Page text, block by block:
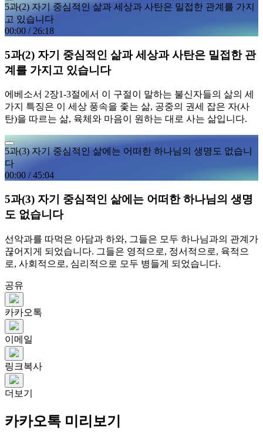
5과(2) 자기 중심적인 삶과 세상과 사탄은 밀접한 관계를 가지
고 있습니다
00:00 / 26:18
5과(2) 자기 중심적인 삶과 세상과 사탄은 밀접한 관
계를 가지고 있습니다
에베소서 2장1-3절에서 이 구절이 말하는 불신자들의 삶의 세
가지 특징은 이 세상 풍속을 좇는 삶, 공중의 권세 잡은 자(사
탄)을 따르는 삶, 육체와 마음이 원하는 대로 사는 삶입니다.
5과(3) 자기 중심적인 삶에는 어떠한 하나님의 생명도 없습니
다
00:00 /45:04
5과(3) 자기 중심적인 삶에는 어떠한 하나님의 생명
도 없습니다
선악과를 따먹은 아담과 하와, 그들은 모두 하나님과의 관계가
끊어지게 되었습니다. 그들은 영적으로, 정서적으로, 육적으
로, 사회적으로, 심리적으로 모두 병들게 되었습니다.
공유
카카오톡
이메일
링크복사
더보기
카카오톡 미리보기